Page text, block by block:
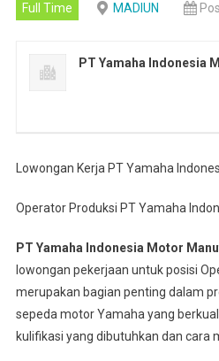
Full Time MADIUN
PT Yamaha Indonesia
Lowongan Kerja PT Yamaha
Operator Produksi PT Yamaha
PT Yamaha Indonesia Motor
lowongan pekerjaan untuk posisi
merupakan bagian penting dalam
sepeda motor Yamaha yang
kulifikasi yang dibutuhkan dan cara